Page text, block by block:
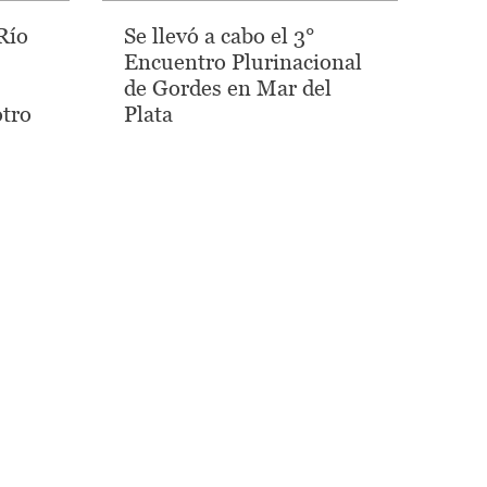
Se llevó a cabo el 3°
Encuentro Plurinacional
de Gordes en Mar del
Plata